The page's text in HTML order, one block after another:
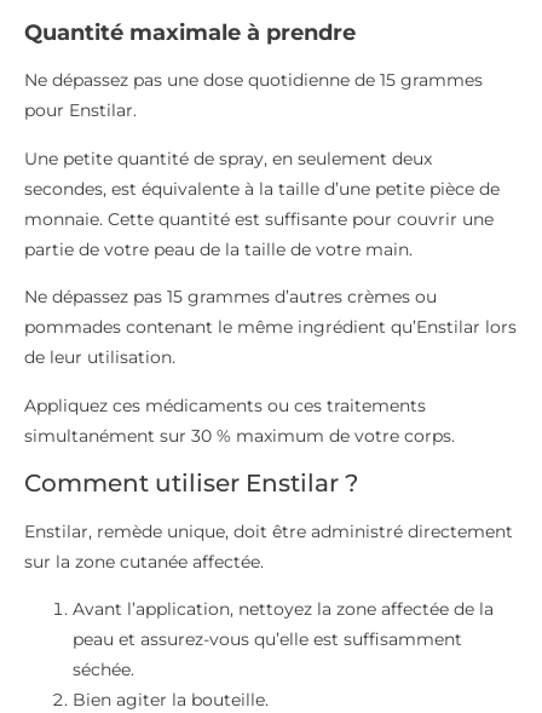
Quantité maximale à prendre
Ne dépassez pas une dose quotidienne de 15 grammes
pour Enstilar.
Une petite quantité de spray, en seulement deux
secondes, est équivalente à la taille d’une petite pièce de
monnaie. Cette quantité est suffisante pour couvrir une
partie de votre peau de la taille de votre main.
Ne dépassez pas 15 grammes d’autres crèmes ou
pommades contenant le même ingrédient qu’Enstilar lors
de leur utilisation.
Appliquez ces médicaments ou ces traitements
simultanément sur 30 % maximum de votre corps.
Comment utiliser Enstilar ?
Enstilar, remède unique, doit être administré directement
sur la zone cutanée affectée.
Avant l’application, nettoyez la zone affectée de la
peau et assurez-vous qu’elle est suffisamment
séchée.
Bien agiter la bouteille.